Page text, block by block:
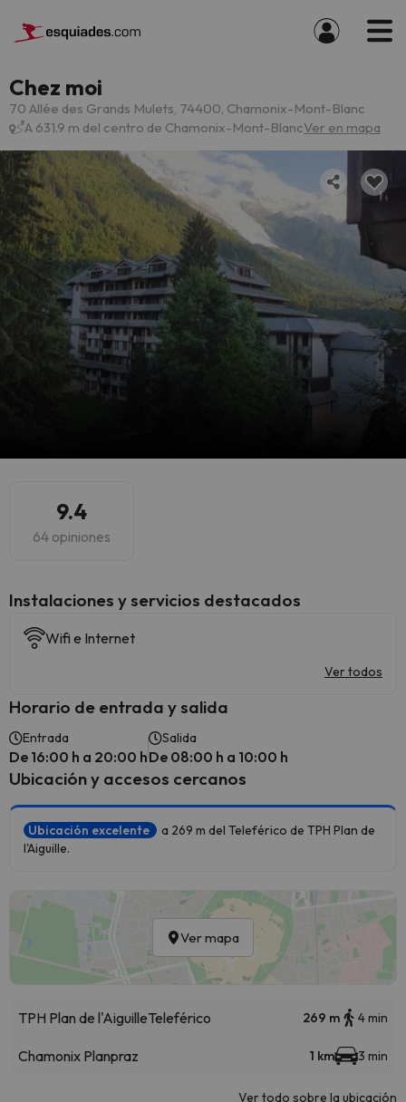
Chez moi
70 Allée des Grands Mulets, 74400, Chamonix-Mont-Blanc
A 631.9 m del centro de Chamonix-Mont-BlancVer en mapa
9.4
64 opiniones
Instalaciones y servicios destacados
Wifi e Internet
Ver todos
Horario de entrada y salida
Entrada
De 16:00 h a 20:00 h
Salida
De 08:00 h a 10:00 h
Ubicación y accesos cercanos
Ubicación excelente
a 269 m del Teleférico de TPH Plan de
l'Aiguille.
Ver mapa
TPH Plan de l'AiguilleTeleférico 269 m 4 min
Chamonix Planpraz 1 km 3 min
Ver todo sobre la ubicación